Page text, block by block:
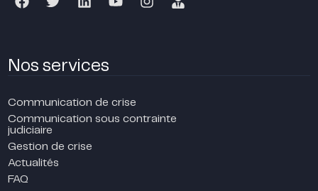
Nos services
Communication de crise
Communication sous contrainte
judiciaire
Gestion de crise
Actualités
FAQ